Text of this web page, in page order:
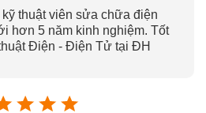
thuật viên sửa chữa điện
hơn 5 năm kinh nghiệm. Tốt
Điện - Điện Tử tại ĐH